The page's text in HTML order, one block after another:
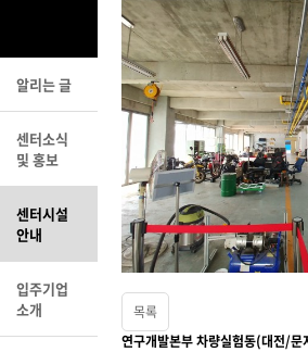
목록
연구개발본부 차량실험동(대전/문
알리는 글
센터소식
및 홍보
센터시설
안내
입주기업
소개